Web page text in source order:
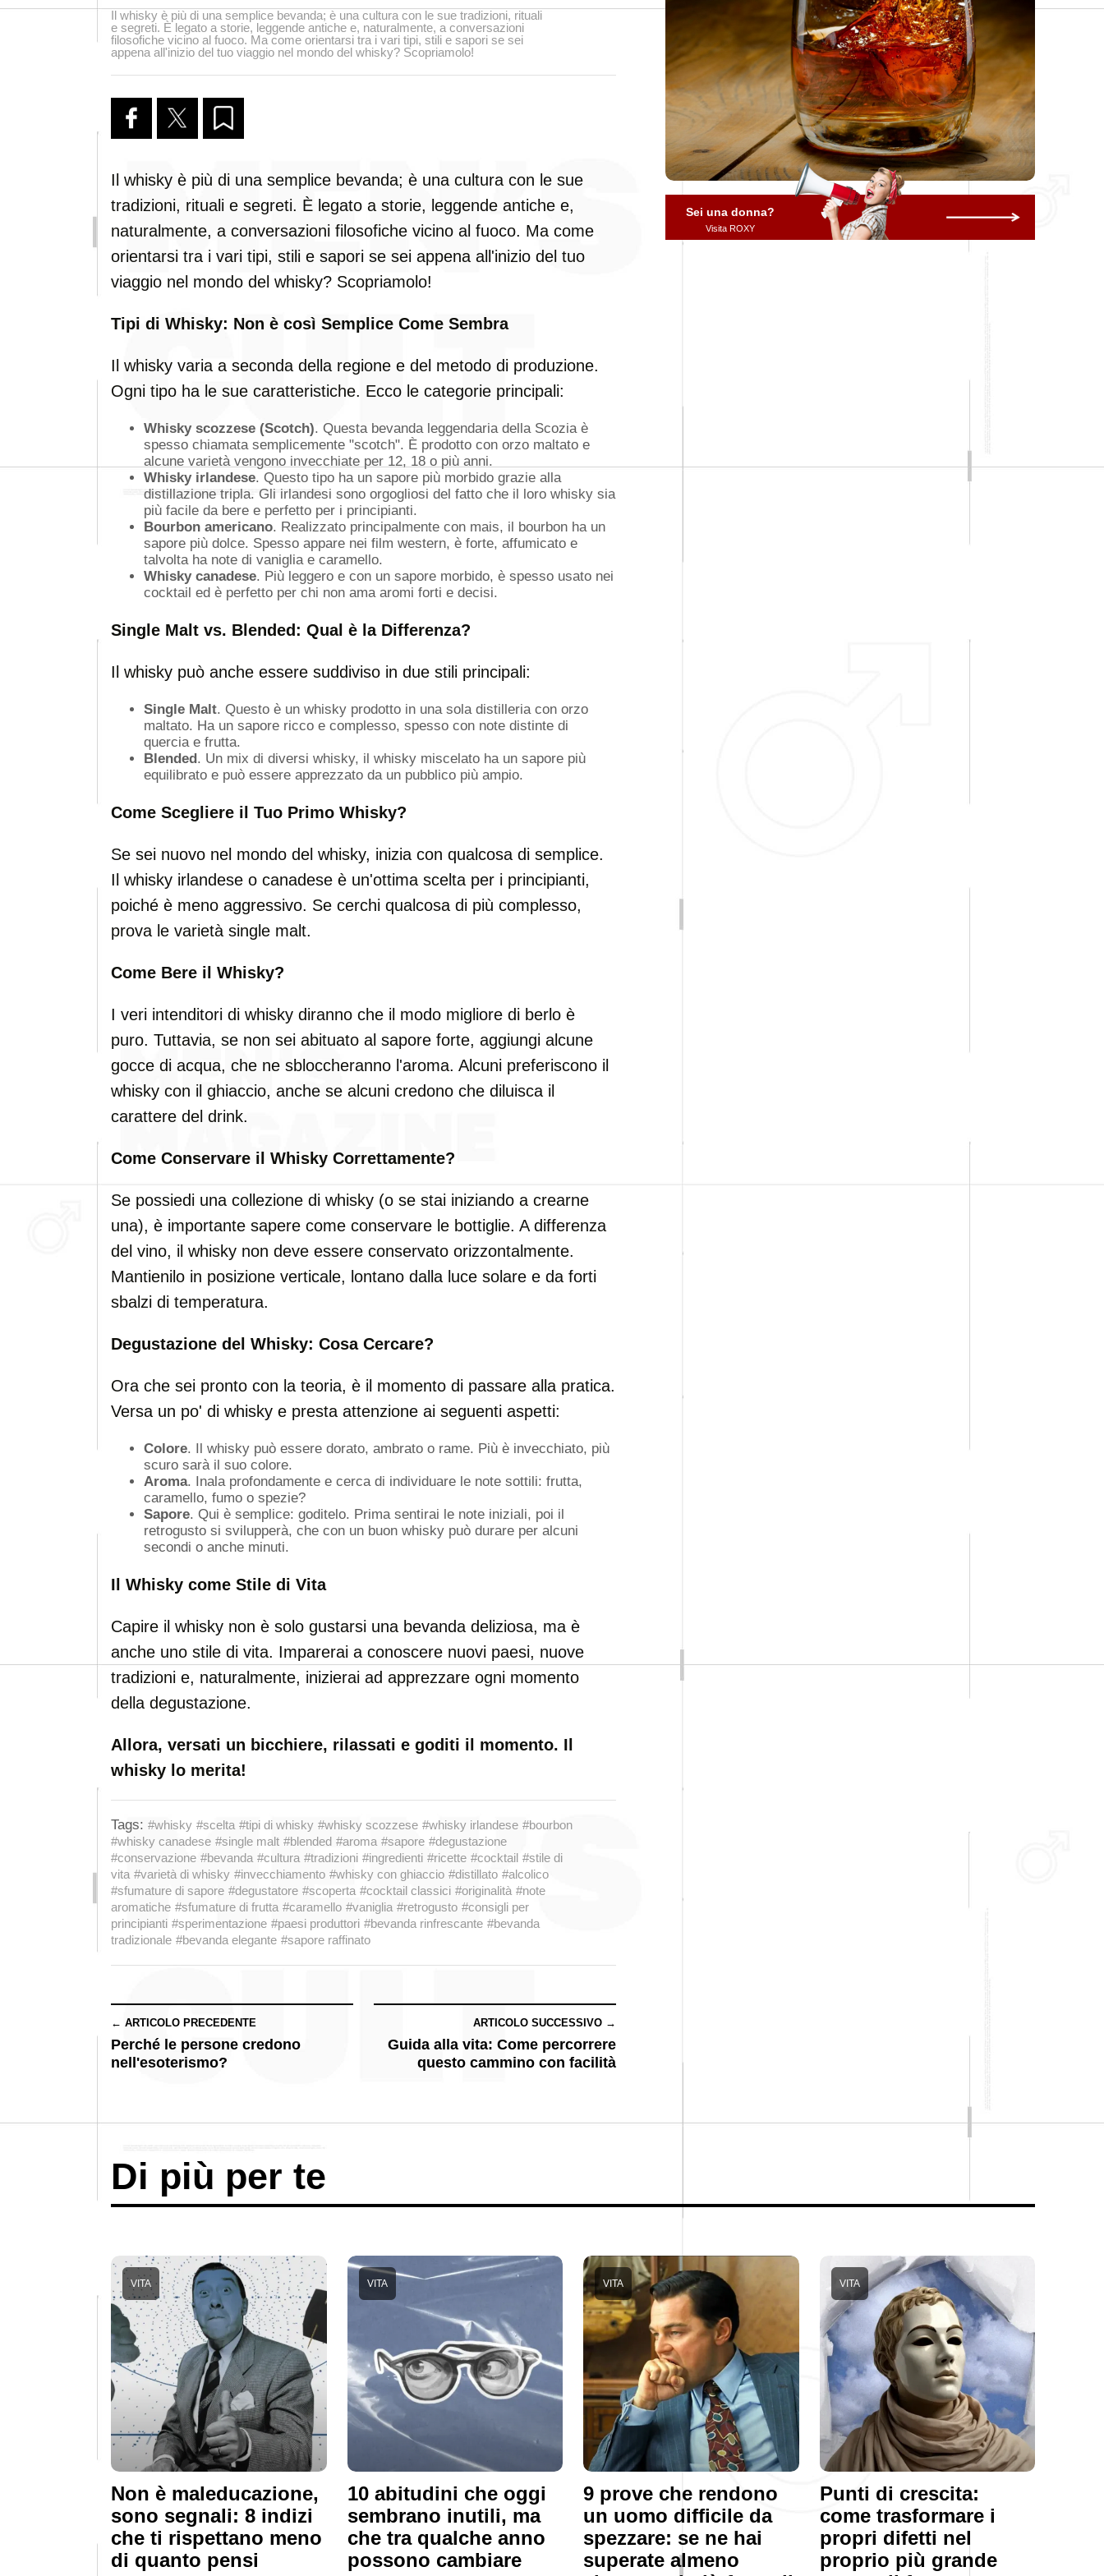
Il whisky è più di una semplice bevanda; è una cultura con le sue tradizioni, rituali
e segreti. È legato a storie, leggende antiche e, naturalmente, a conversazioni
filosofiche vicino al fuoco. Ma come orientarsi tra i vari tipi, stili e sapori se sei
appena all'inizio del tuo viaggio nel mondo del whisky? Scopriamolo!
Il whisky è più di una semplice bevanda; è una cultura con le sue
tradizioni, rituali e segreti. È legato a storie, leggende antiche e,
naturalmente, a conversazioni filosofiche vicino al fuoco. Ma come
orientarsi tra i vari tipi, stili e sapori se sei appena all'inizio del tuo
viaggio nel mondo del whisky? Scopriamolo!
Tipi di Whisky: Non è così Semplice Come Sembra
Il whisky varia a seconda della regione e del metodo di produzione.
Ogni tipo ha le sue caratteristiche. Ecco le categorie principali:
Whisky scozzese (Scotch). Questa bevanda leggendaria della Scozia è
spesso chiamata semplicemente "scotch". È prodotto con orzo maltato e
alcune varietà vengono invecchiate per 12, 18 o più anni.
Whisky irlandese. Questo tipo ha un sapore più morbido grazie alla
distillazione tripla. Gli irlandesi sono orgogliosi del fatto che il loro whisky sia
più facile da bere e perfetto per i principianti.
Bourbon americano. Realizzato principalmente con mais, il bourbon ha un
sapore più dolce. Spesso appare nei film western, è forte, affumicato e
talvolta ha note di vaniglia e caramello.
Whisky canadese. Più leggero e con un sapore morbido, è spesso usato nei
cocktail ed è perfetto per chi non ama aromi forti e decisi.
Single Malt vs. Blended: Qual è la Differenza?
Il whisky può anche essere suddiviso in due stili principali:
Single Malt. Questo è un whisky prodotto in una sola distilleria con orzo
maltato. Ha un sapore ricco e complesso, spesso con note distinte di
quercia e frutta.
Blended. Un mix di diversi whisky, il whisky miscelato ha un sapore più
equilibrato e può essere apprezzato da un pubblico più ampio.
Come Scegliere il Tuo Primo Whisky?
Se sei nuovo nel mondo del whisky, inizia con qualcosa di semplice.
Il whisky irlandese o canadese è un'ottima scelta per i principianti,
poiché è meno aggressivo. Se cerchi qualcosa di più complesso,
prova le varietà single malt.
Come Bere il Whisky?
I veri intenditori di whisky diranno che il modo migliore di berlo è
puro. Tuttavia, se non sei abituato al sapore forte, aggiungi alcune
gocce di acqua, che ne sbloccheranno l'aroma. Alcuni preferiscono il
whisky con il ghiaccio, anche se alcuni credono che diluisca il
carattere del drink.
Come Conservare il Whisky Correttamente?
Se possiedi una collezione di whisky (o se stai iniziando a crearne
una), è importante sapere come conservare le bottiglie. A differenza
del vino, il whisky non deve essere conservato orizzontalmente.
Mantienilo in posizione verticale, lontano dalla luce solare e da forti
sbalzi di temperatura.
Degustazione del Whisky: Cosa Cercare?
Ora che sei pronto con la teoria, è il momento di passare alla pratica.
Versa un po' di whisky e presta attenzione ai seguenti aspetti:
Colore. Il whisky può essere dorato, ambrato o rame. Più è invecchiato, più
scuro sarà il suo colore.
Aroma. Inala profondamente e cerca di individuare le note sottili: frutta,
caramello, fumo o spezie?
Sapore. Qui è semplice: goditelo. Prima sentirai le note iniziali, poi il
retrogusto si svilupperà, che con un buon whisky può durare per alcuni
secondi o anche minuti.
Il Whisky come Stile di Vita
Capire il whisky non è solo gustarsi una bevanda deliziosa, ma è
anche uno stile di vita. Imparerai a conoscere nuovi paesi, nuove
tradizioni e, naturalmente, inizierai ad apprezzare ogni momento
della degustazione.
Allora, versati un bicchiere, rilassati e goditi il momento. Il
whisky lo merita!
Tags: #whisky #scelta #tipi di whisky #whisky scozzese #whisky irlandese #bourbon
#whisky canadese #single malt #blended #aroma #sapore #degustazione
#conservazione #bevanda #cultura #tradizioni #ingredienti #ricette #cocktail #stile di
vita #varietà di whisky #invecchiamento #whisky con ghiaccio #distillato #alcolico
#sfumature di sapore #degustatore #scoperta #cocktail classici #originalità #note
aromatiche #sfumature di frutta #caramello #vaniglia #retrogusto #consigli per
principianti #sperimentazione #paesi produttori #bevanda rinfrescante #bevanda
tradizionale #bevanda elegante #sapore raffinato
← ARTICOLO PRECEDENTE
Perché le persone credono
nell'esoterismo?
ARTICOLO SUCCESSIVO →
Guida alla vita: Come percorrere
questo cammino con facilità
Sei una donna?
Visita ROXY
Di più per te
Non è maleducazione,
sono segnali: 8 indizi
che ti rispettano meno
di quanto pensi
VITA
10 abitudini che oggi
sembrano inutili, ma
che tra qualche anno
possono cambiare
VITA
9 prove che rendono
un uomo difficile da
spezzare: se ne hai
superate almeno
VITA
Punti di crescita:
come trasformare i
propri difetti nel
proprio più grande
VITA